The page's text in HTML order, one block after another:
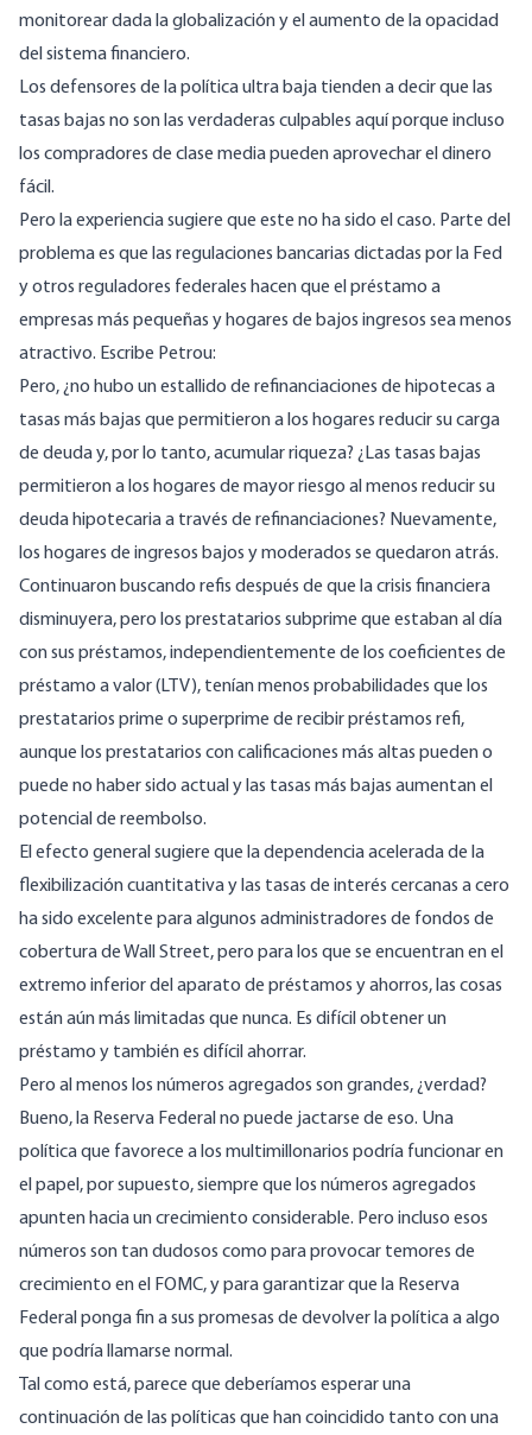
monitorear dada la globalización y el aumento de la opacidad
del sistema financiero.
Los defensores de la política ultra baja tienden a decir que las
tasas bajas no son las verdaderas culpables aquí porque incluso
los compradores de clase media pueden aprovechar el dinero
fácil.
Pero la experiencia sugiere que este no ha sido el caso. Parte del
problema es que las regulaciones bancarias dictadas por la Fed
y otros reguladores federales hacen que el préstamo a
empresas más pequeñas y hogares de bajos ingresos sea menos
atractivo. Escribe Petrou:
Pero, ¿no hubo un estallido de refinanciaciones de hipotecas a
tasas más bajas que permitieron a los hogares reducir su carga
de deuda y, por lo tanto, acumular riqueza? ¿Las tasas bajas
permitieron a los hogares de mayor riesgo al menos reducir su
deuda hipotecaria a través de refinanciaciones? Nuevamente,
los hogares de ingresos bajos y moderados se quedaron atrás.
Continuaron buscando refis después de que la crisis financiera
disminuyera, pero los prestatarios subprime que estaban al día
con sus préstamos, independientemente de los coeficientes de
préstamo a valor (LTV), teníanmenos probabilidades que los
prestatarios prime o superprime de recibir préstamos refi,
aunque los prestatarios con calificaciones más altas pueden o
puede no haber sido actual y las tasas más bajas aumentan el
potencial de reembolso.
El efecto general sugiere que la dependencia acelerada de la
flexibilización cuantitativa y las tasas de interés cercanas a cero
ha sido excelente para algunos administradores de fondos de
cobertura de Wall Street, pero para los que se encuentran en el
extremo inferior del aparato de préstamos y ahorros, las cosas
están aún más limitadas que nunca. Es difícil obtener un
préstamo y también es difícil ahorrar.
Pero al menos los números agregados son grandes, ¿verdad?
Bueno, la Reserva Federal no puede jactarse de eso. Una
política que favorece a los multimillonarios podría funcionar en
el papel, por supuesto, siempre que los números agregados
apunten hacia un crecimiento considerable. Pero incluso esos
números son tan dudosos como para provocar temores de
crecimiento en el FOMC, y para garantizar que la Reserva
Federal ponga fin a sus promesas de devolver la política a algo
que podría llamarse normal.
Tal como está, parece que deberíamos esperar una
continuación de las políticas que han coincidido tanto con una